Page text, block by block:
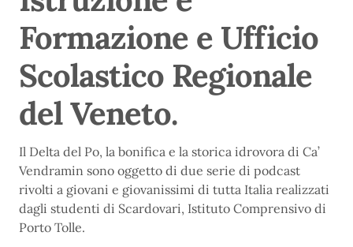
Formazione e Ufficio
Scolastico Regionale
del Veneto.
Il Delta del Po, la bonifica e la storica idrovora di Ca’
Vendramin sono oggetto di due serie di podcast
rivolti a giovani e giovanissimi di tutta Italia realizzati
dagli studenti di Scardovari, Istituto Comprensivo di
Porto Tolle.